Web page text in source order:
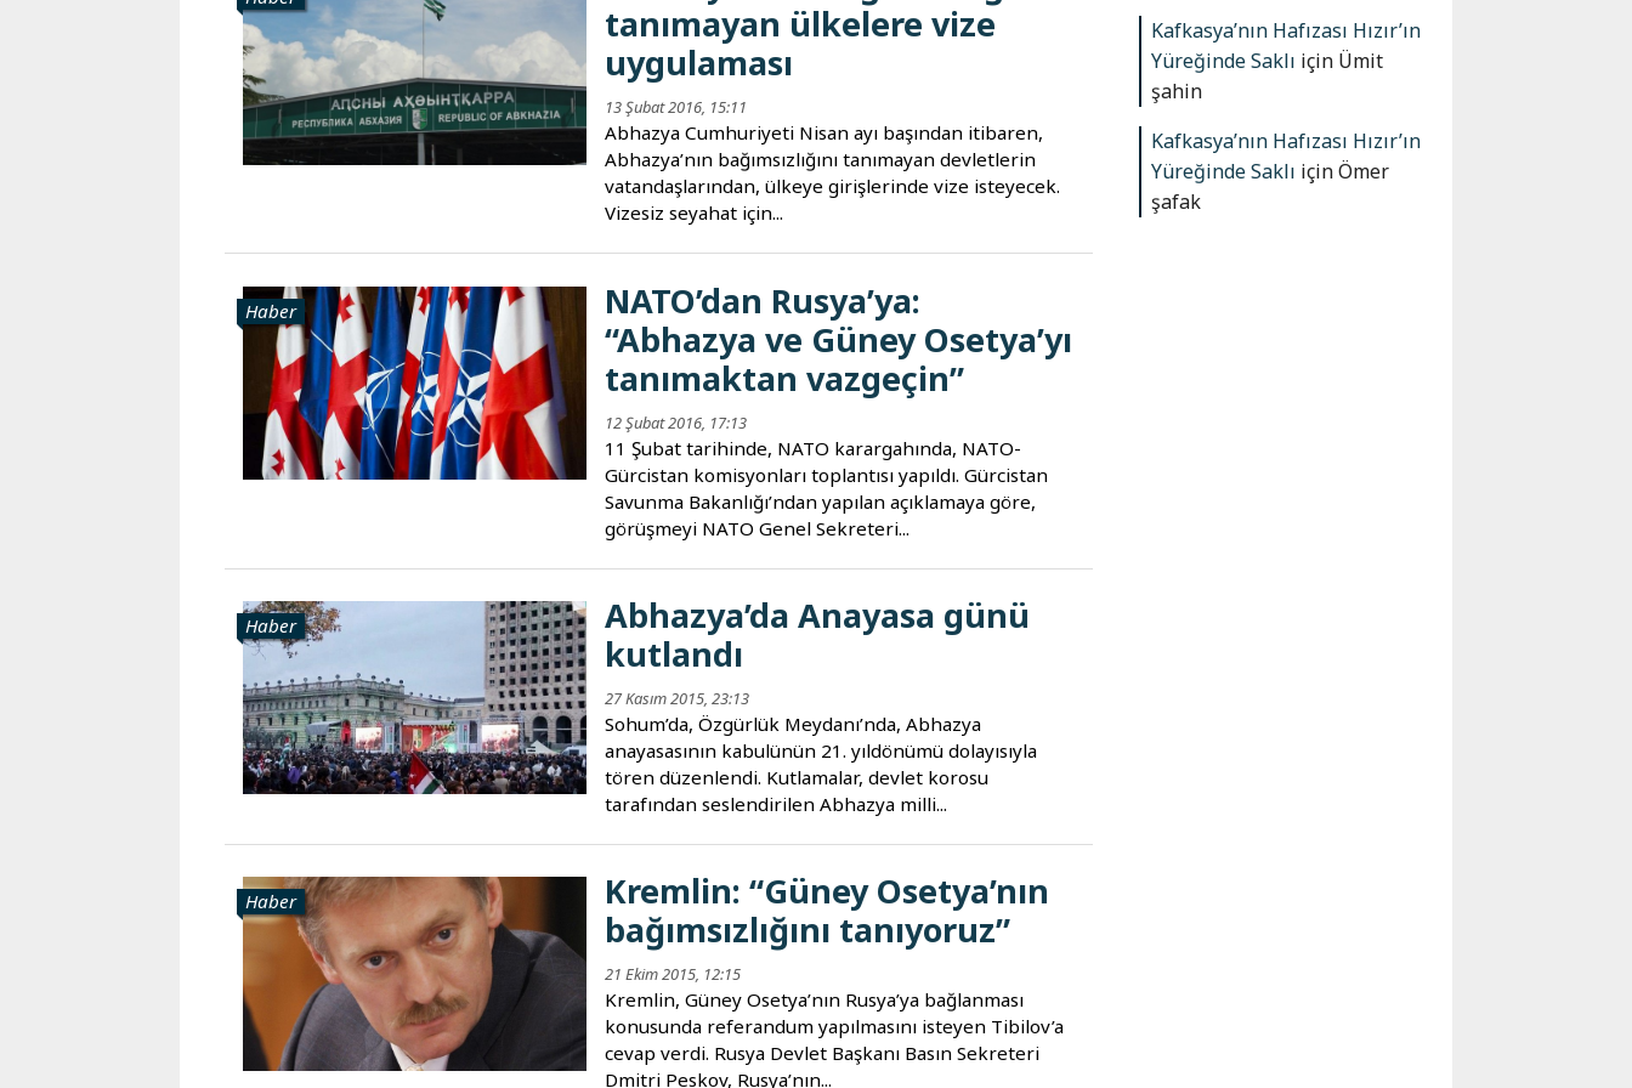
Karaçay-
Çerkes
Krasnodar
Kray
Kuzey
Osetya
tanımayan ülkelere vize
uygulaması
13 Şubat 2016, 15:11
Abhazya Cumhuriyeti Nisan ayı başından itibaren,
Abhazya’nın bağımsızlığını tanımayan devletlerin
vatandaşlarından, ülkeye girişlerinde vize isteyecek.
Vizesiz seyahat için...
Haber
NATO’dan Rusya’ya:
“Abhazya ve Güney Osetya’yı
tanımaktan vazgeçin”
12 Şubat 2016, 17:13
11 Şubat tarihinde, NATO karargahında, NATO-
Gürcistan komisyonları toplantısı yapıldı. Gürcistan
Savunma Bakanlığı’ndan yapılan açıklamaya göre,
görüşmeyi NATO Genel Sekreteri...
Haber
Abhazya’da Anayasa günü
kutlandı
27 Kasım 2015, 23:13
Sohum’da, Özgürlük Meydanı’nda, Abhazya
anayasasının kabulünün 21. yıldönümü dolayısıyla
tören düzenlendi. Kutlamalar, devlet korosu
tarafından seslendirilen Abhazya milli...
Haber
Kremlin: “Güney Osetya’nın
bağımsızlığını tanıyoruz”
21 Ekim 2015, 12:15
Kremlin, Güney Osetya’nın Rusya’ya bağlanması
konusunda referandum yapılmasını isteyen Tibilov’a
cevap verdi. Rusya Devlet Başkanı Basın Sekreteri
Dmitri Peskov, Rusya’nın...
Kafkasya’nın Hafızası Hızır’ın
Yüreğinde Saklı için Ümit
şahin
Kafkasya’nın Hafızası Hızır’ın
Yüreğinde Saklı içinÖmer
şafak